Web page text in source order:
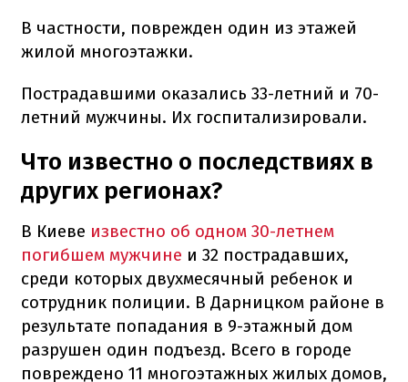
В частности, поврежден один из этажей
жилой многоэтажки.
Пострадавшими оказались 33-летний и 70-
летний мужчины. Их госпитализировали.
Что известно о последствиях в
других регионах?
В Киеве известно об одном 30-летнем
погибшем мужчине и 32 пострадавших,
среди которых двухмесячный ребенок и
сотрудник полиции. В Дарницком районе в
результате попадания в 9-этажный дом
разрушен один подъезд. Всего в городе
повреждено 11 многоэтажных жилых домов,